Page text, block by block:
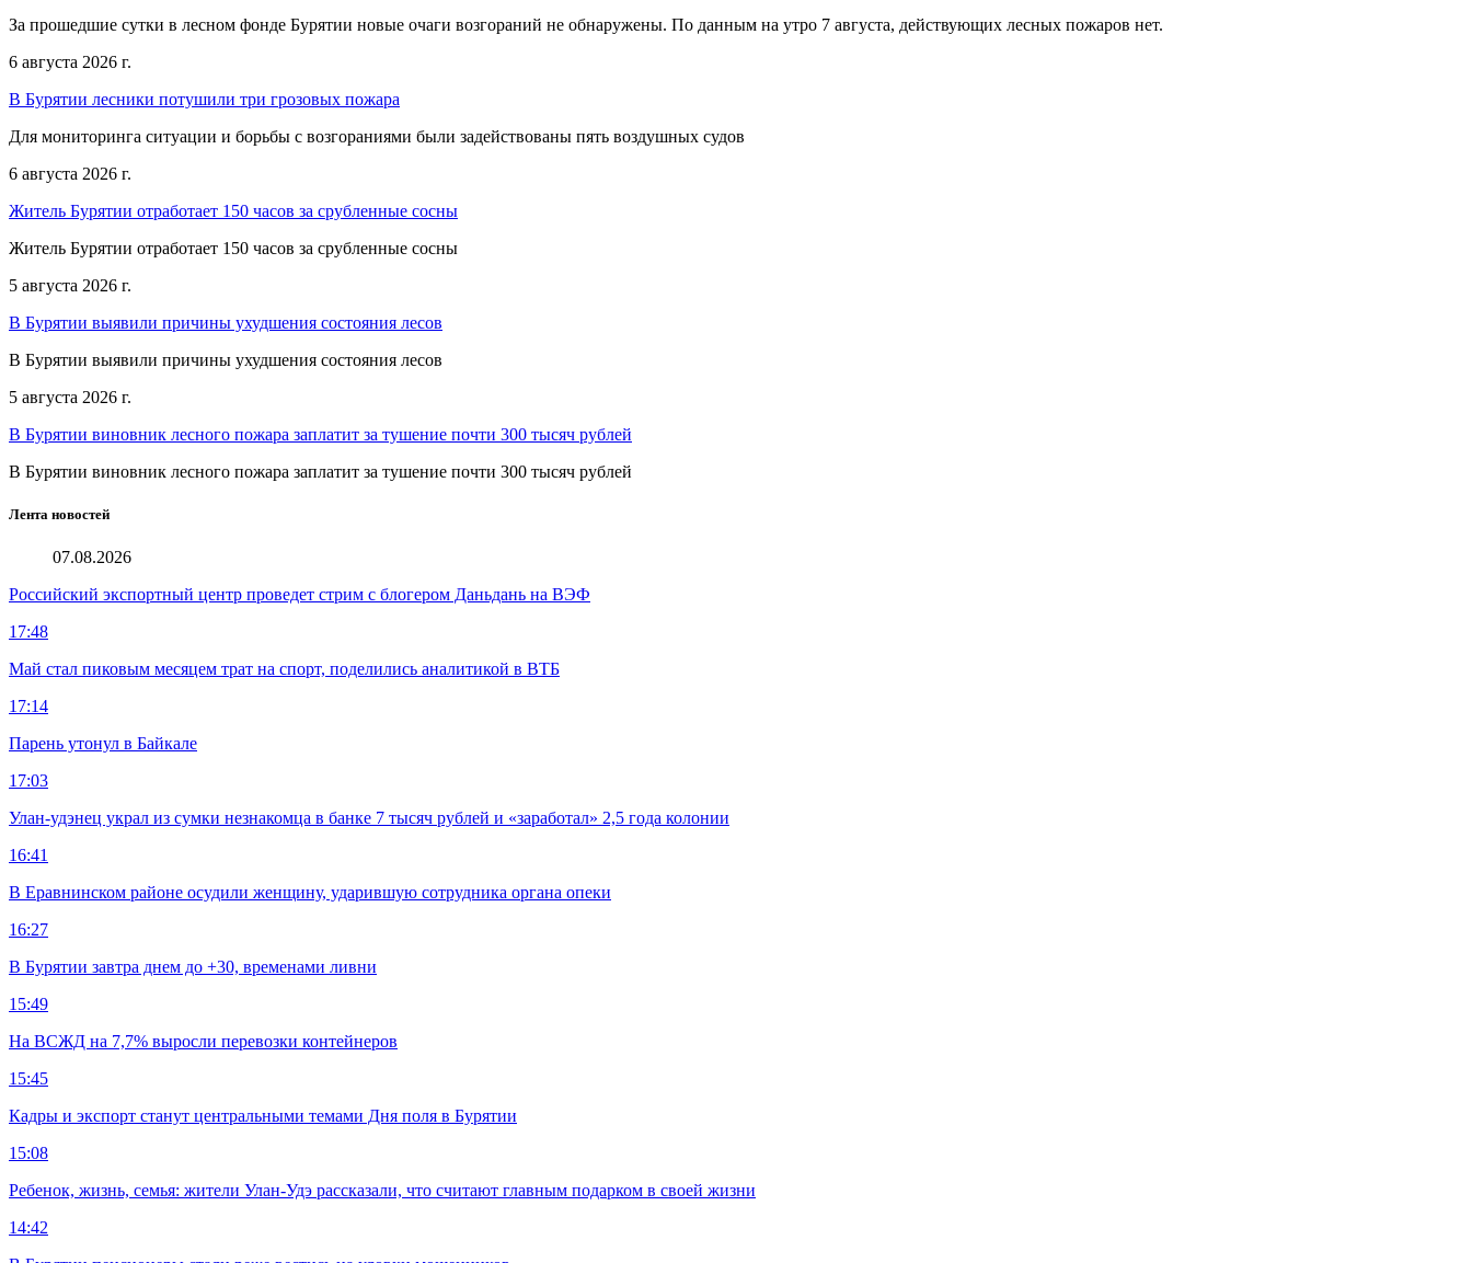
За прошедшие сутки в лесном фонде Бурятии новые очаги возгораний не обнаружены. По данным на утро 7 августа, действующих лесных пожаров нет.
6 августа 2026 г.
В Бурятии лесники потушили три грозовых пожара
Для мониторинга ситуации и борьбы с возгораниями были задействованы пять воздушных судов
6 августа 2026 г.
Житель Бурятии отработает 150 часов за срубленные сосны
Житель Бурятии отработает 150 часов за срубленные сосны
5 августа 2026 г.
В Бурятии выявили причины ухудшения состояния лесов
В Бурятии выявили причины ухудшения состояния лесов
5 августа 2026 г.
В Бурятии виновник лесного пожара заплатит за тушение почти 300 тысяч рублей
В Бурятии виновник лесного пожара заплатит за тушение почти 300 тысяч рублей
Лента новостей
07.08.2026
Российский экспортный центр проведет стрим с блогером Даньдань на ВЭФ
17:48
Май стал пиковым месяцем трат на спорт, поделились аналитикой в ВТБ
17:14
Парень утонул в Байкале
17:03
Улан-удэнец украл из сумки незнакомца в банке 7 тысяч рублей и «заработал» 2,5 года колонии
16:41
В Еравнинском районе осудили женщину, ударившую сотрудника органа опеки
16:27
В Бурятии завтра днем до +30, временами ливни
15:49
На ВСЖД на 7,7% выросли перевозки контейнеров
15:45
Кадры и экспорт станут центральными темами Дня поля в Бурятии
15:08
Ребенок, жизнь, семья: жители Улан-Удэ рассказали, что считают главным подарком в своей жизни
14:42